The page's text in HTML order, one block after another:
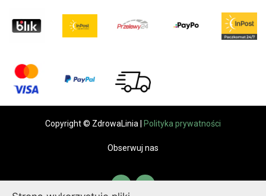
Copyright © ZdrowaLinia | Polityka prywatności
Obserwuj nas